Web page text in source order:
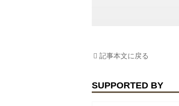
記事本文に戻る
SUPPORTED BY